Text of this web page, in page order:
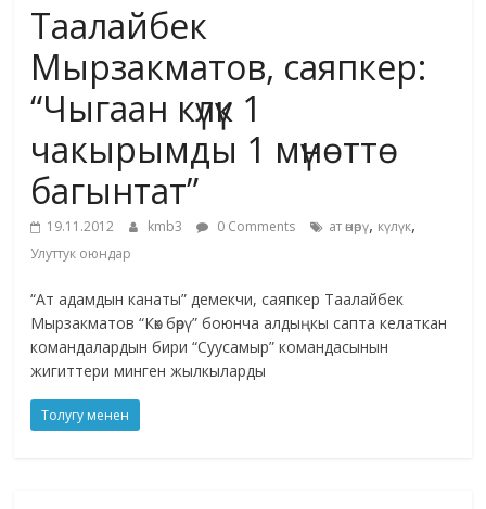
жана
адабияты
Таалайбек
Мырзакматов, саяпкер:
“Чыгаан күлүк 1
чакырымды 1 мүнөттө
багынтат”
19.11.2012 kmb3 0 Comments ат өнөрү, күлүк,
Улуттук оюндар
“Ат адамдын канаты” демекчи, саяпкер Таалайбек
Мырзакматов “Көк бөрү” боюнча алдыңкы сапта келаткан
командалардын бири “Суусамыр” командасынын
жигиттери минген жылкыларды
Толугу менен